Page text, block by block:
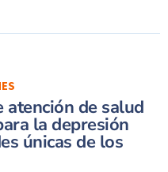
atención de salud
la depresión
únicas de los